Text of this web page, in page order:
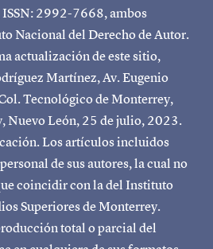
2992-7668, ambos
Nacional del Derecho de Autor.
actualización de este sitio,
Martínez, Av. Eugenio
Tecnológico de Monterrey,
Nuevo León, 25 de julio, 2023.
Los artículos incluidos
de sus autores, la cual no
coincidir con la del Instituto
Superiores de Monterrey.
total o parcial del